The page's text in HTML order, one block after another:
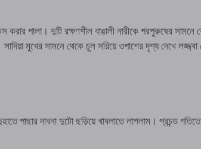
পালা। দুটি রক্ষণশীল বাঙালী নারীকে পরপুরুষের সামনে
মুখের সামনে থেকে চুল সরিয়ে ওপাশের দৃশ্য দেখে লজ্জ্বা
পাছার দাবনা দুটো ছড়িয়ে খাবলাতে লাগলাম। প্রচন্ড গতিতে